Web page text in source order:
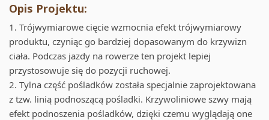
Opis Projektu:
1. Trójwymiarowe cięcie wzmocnia efekt trójwymiarowy
produktu, czyniąc go bardziej dopasowanym do krzywizn
ciała. Podczas jazdy na rowerze ten projekt lepiej
przystosowuje się do pozycji ruchowej.
2. Tylna część pośladków została specjalnie zaprojektowana
z tzw. linią podnoszącą pośladki. Krzywoliniowe szwy mają
efekt podnoszenia pośladków, dzięki czemu wyglądają one